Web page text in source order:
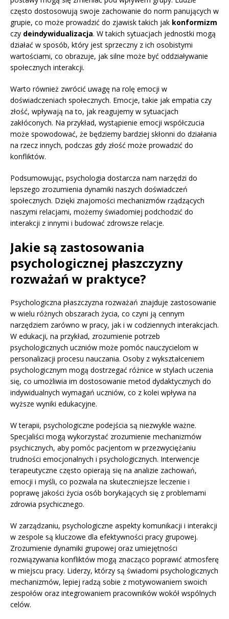
często dostosowują swoje zachowanie do norm panujących w
grupie, co może prowadzić do zjawisk takich jak konformizm
czy deindywidualizacja. W takich sytuacjach jednostki mogą
działać w sposób, który jest sprzeczny z ich osobistymi
wartościami, co obrazuje, jak silne może być oddziaływanie
społecznych interakcji.
Warto również zwrócić uwagę na rolę emocji w
doświadczeniach społecznych. Emocje, takie jak empatia czy
złość, wpływają na to, jak reagujemy w sytuacjach
zakłóconych. Na przykład, wystąpienie emocji współczucia
może spowodować, że będziemy bardziej skłonni do działania
na rzecz innych, podczas gdy złość może prowadzić do
konfliktów.
Podsumowując, psychologia dostarcza nam narzędzi do
lepszego zrozumienia dynamiki naszych doświadczeń
społecznych. Dzięki znajomości mechanizmów rządzących
naszymi relacjami, możemy świadomiej podchodzić do
interakcji z innymi i budować zdrowsze relacje.
Jakie są zastosowania
psychologicznej płaszczyzny
rozważań w praktyce?
Psychologiczna płaszczyzna rozważań znajduje zastosowanie
w wielu różnych obszarach życia, co czyni ją cennym
narzędziem zarówno w pracy, jak i w codziennych interakcjach.
W edukacji, na przykład, zrozumienie potrzeb
psychologicznych uczniów może pomóc nauczycielom w
personalizacji procesu nauczania. Osoby z wykształceniem
psychologicznym mogą dostrzegać różnice w stylach uczenia
się, co umożliwia im dostosowanie metod dydaktycznych do
indywidualnych wymagań uczniów, co z kolei wpływa na
wyższe wyniki edukacyjne.
W terapii, psychologiczne podejścia są niezwykle ważne.
Specjaliści mogą wykorzystać zrozumienie mechanizmów
psychicznych, aby pomóc pacjentom w przezwyciężaniu
trudności emocjonalnych i psychologicznych. Interwencje
terapeutyczne często opierają się na analizie zachowań,
emocji i myśli, co pozwala na skuteczniejsze leczenie i
poprawę jakości życia osób borykających się z problemami
zdrowia psychicznego.
W zarządzaniu, psychologiczne aspekty komunikacji i interakcji
w zespole są kluczowe dla efektywności pracy grupowej.
Zrozumienie dynamiki grupowej oraz umiejętności
rozwiązywania konfliktów mogą znacząco poprawić atmosferę
w miejscu pracy. Liderzy, którzy są świadomi psychologicznych
mechanizmów, lepiej radzą sobie z motywowaniem swoich
zespołów oraz integrowaniem pracowników wokół wspólnych
celów.